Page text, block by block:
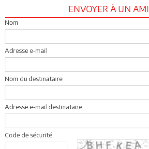
ENVOYER À UN AMI
Nom
Adresse e-mail
Nom du destinataire
Adresse e-mail destinataire
Code de sécurité